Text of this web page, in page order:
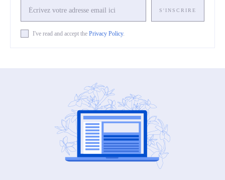
S'INSCRIRE
I've read and accept the Privacy Policy.